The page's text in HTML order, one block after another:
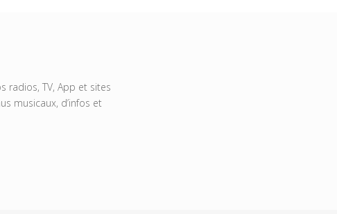
radios, TV, App et sites
musicaux, d’infos et